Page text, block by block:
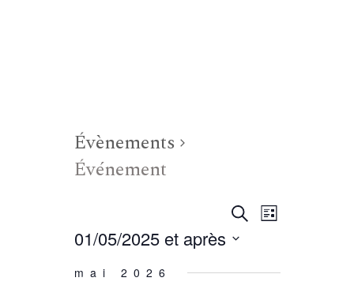
Évènements
Événement
R
e
Recherche
N
Liste
01/05/2025 et après
une
mai 2026